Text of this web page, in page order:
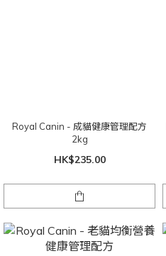
Royal Canin - 成貓健康管理配方
2kg
HK$235.00